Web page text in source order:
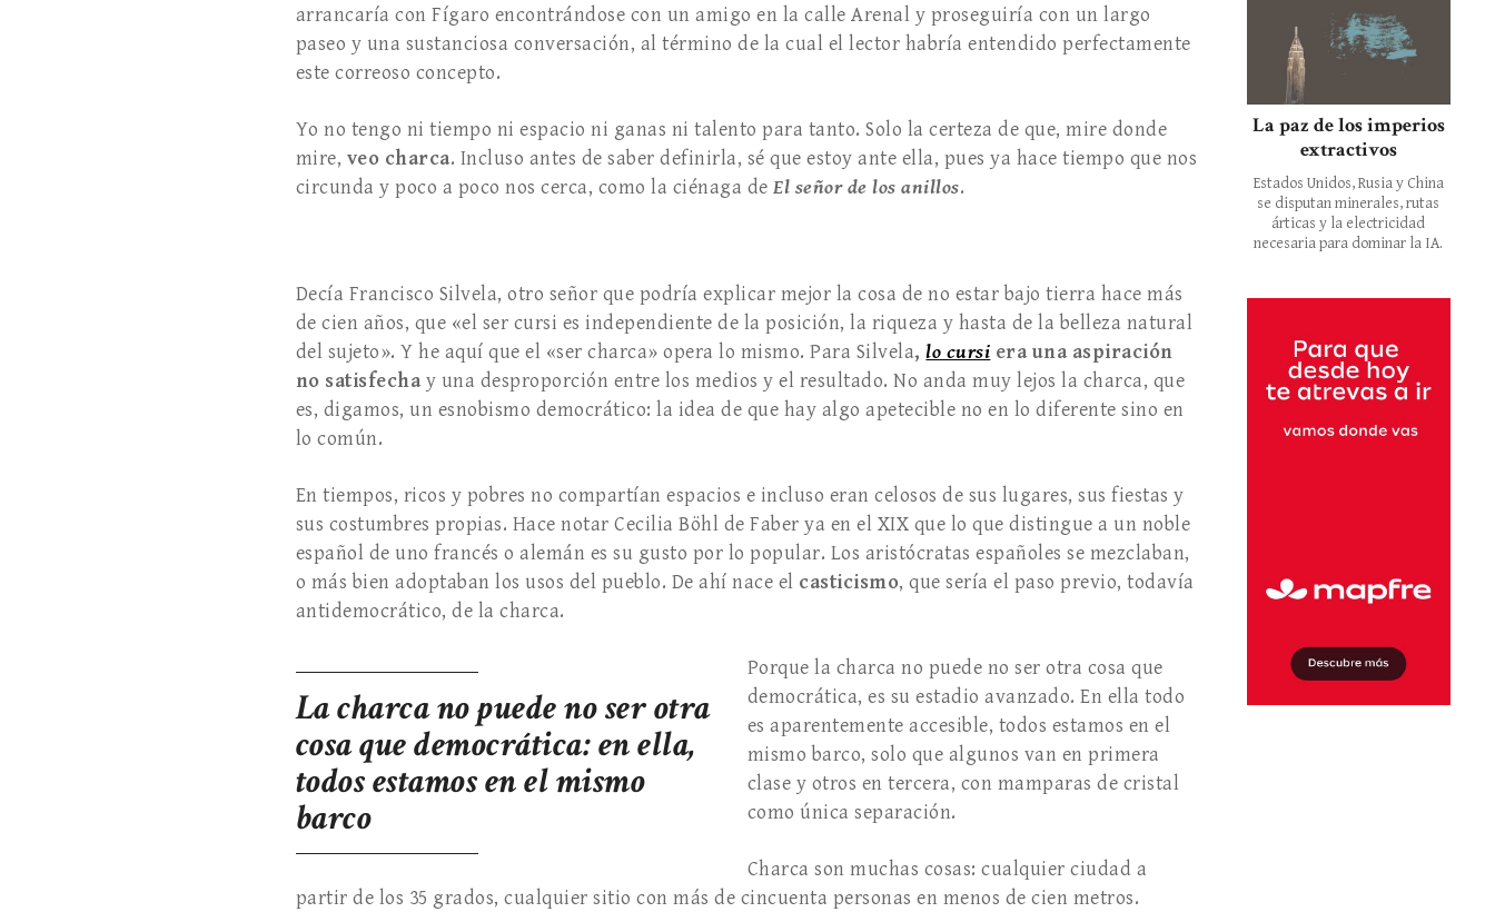
arrancaría con Fígaro encontrándose con un amigo en la calle Arenal y proseguiría con un largo
paseo y una sustanciosa conversación, al término de la cual el lector habría entendido perfectamente
este correoso concepto.
Yo no tengo ni tiempo ni espacio ni ganas ni talento para tanto. Solo la certeza de que, mire donde
mire, veo charca. Incluso antes de saber definirla, sé que estoy ante ella, pues ya hace tiempo que nos
circunda y poco a poco nos cerca, como la ciénaga deEl señor de los anillos.
Decía Francisco Silvela, otro señor que podría explicar mejor la cosa de no estar bajo tierra hace más
de cien años, que «el ser cursi es independiente de la posición, la riqueza y hasta de la belleza natural
del sujeto». Y he aquí que el «ser charca» opera lo mismo. Para Silvela,lo cursi era una aspiración
no satisfechay una desproporción entre los medios y el resultado. No anda muy lejos la charca, que
es, digamos, un esnobismo democrático: la idea de que hay algo apetecible no en lo diferente sino en
lo común.
En tiempos, ricos y pobres no compartían espacios e incluso eran celosos de sus lugares, sus fiestas y
sus costumbres propias. Hace notar Cecilia Böhl de Faber ya en el XIX que lo que distingue a un noble
español de uno francés o alemán es su gusto por lo popular. Los aristócratas españoles se mezclaban,
o más bien adoptaban los usos del pueblo. De ahí nace el casticismo, que sería el paso previo, todavía
antidemocrático, de la charca.
La charca no puede no ser otra
cosa que democrática: en ella,
todos estamos en el mismo
barco
Porque la charca no puede no ser otra cosa que
democrática, es su estadio avanzado. En ella todo
es aparentemente accesible, todos estamos en el
mismo barco, solo que algunos van en primera
clase y otros en tercera, con mamparas de cristal
como única separación.
Charca son muchas cosas: cualquier ciudad a
partir de los 35 grados, cualquier sitio con más de cincuenta personas en menos de cien metros.
La paz de los imperios
extractivos
Estados Unidos, Rusia y China
se disputan minerales, rutas
árticas y la electricidad
necesaria para dominar la IA.